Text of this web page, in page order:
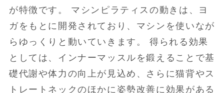
が特徴です。 マシンピラティスの動きは、ヨ
ガをもとに開発されており、マシンを使いなが
らゆっくりと動いていきます。 得られる効果
としては、インナーマッスルを鍛えることで基
礎代謝や体力の向上が見込め、さらに猫背やス
トレートネックのほかに姿勢改善に効果がある